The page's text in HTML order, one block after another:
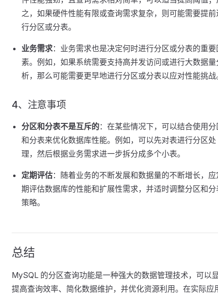
之，如果硬件性能有限或查询需求复杂，则可能需要提前
行分区或分表。
业务需求：业务需求也是决定何时进行分区或分表的重要
素。例如，如果系统需要支持高并发访问或进行大数据量
析，那么可能需要更早地进行分区或分表以应对性能挑战
4、注意事项
分区和分表不是互斥的：在某些情况下，可以结合使用分
和分表来优化数据库性能。例如，可以先对表进行分区处
理，然后根据业务需求进一步拆分成多个小表。
定期评估：随着业务的不断发展和数据量的不断增长，应
期评估数据库的性能和扩展性需求，并适时调整分区和分
策略。
总结
MySQL 的分区查询功能是一种强大的数据管理技术，可以
提高查询效率、简化数据维护，并优化资源利用。在实际应